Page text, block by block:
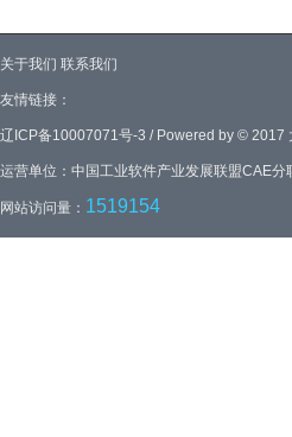
关于我们 联系我们
友情链接：
辽ICP备10007071号-3 / Powered by © 2017
运营单位：中国工业软件产业发展联盟CAE分
网站访问量： 1519154